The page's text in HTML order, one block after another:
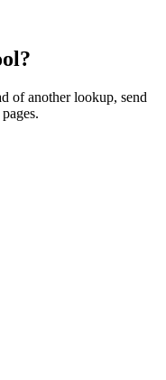
of another lookup, send